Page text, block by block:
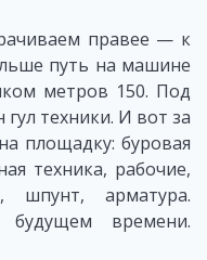
правее — к
путь на машине
метров 150. Под
техники. И вот за
площадку: буровая
техника, рабочие,
шпунт, арматура.
времени.